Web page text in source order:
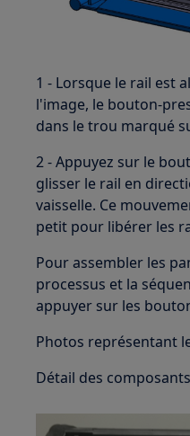
1 - Lorsque le rail est
l'image, le bouton-
dans le trou marqué
2 - Appuyez sur le
glisser le rail en
vaisselle. Ce
petit pour libérer les
Pour assembler les
processus et la
appuyer sur les
Photos représentant
Détail des composants